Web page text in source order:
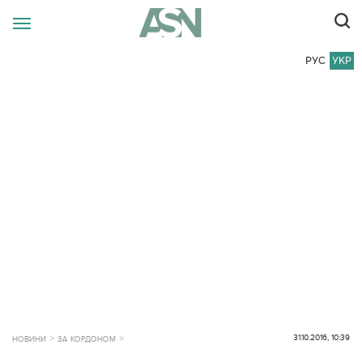
РУС УКР
НОВИНИ ЗА КОРДОНОМ 31.10.2016, 10:39